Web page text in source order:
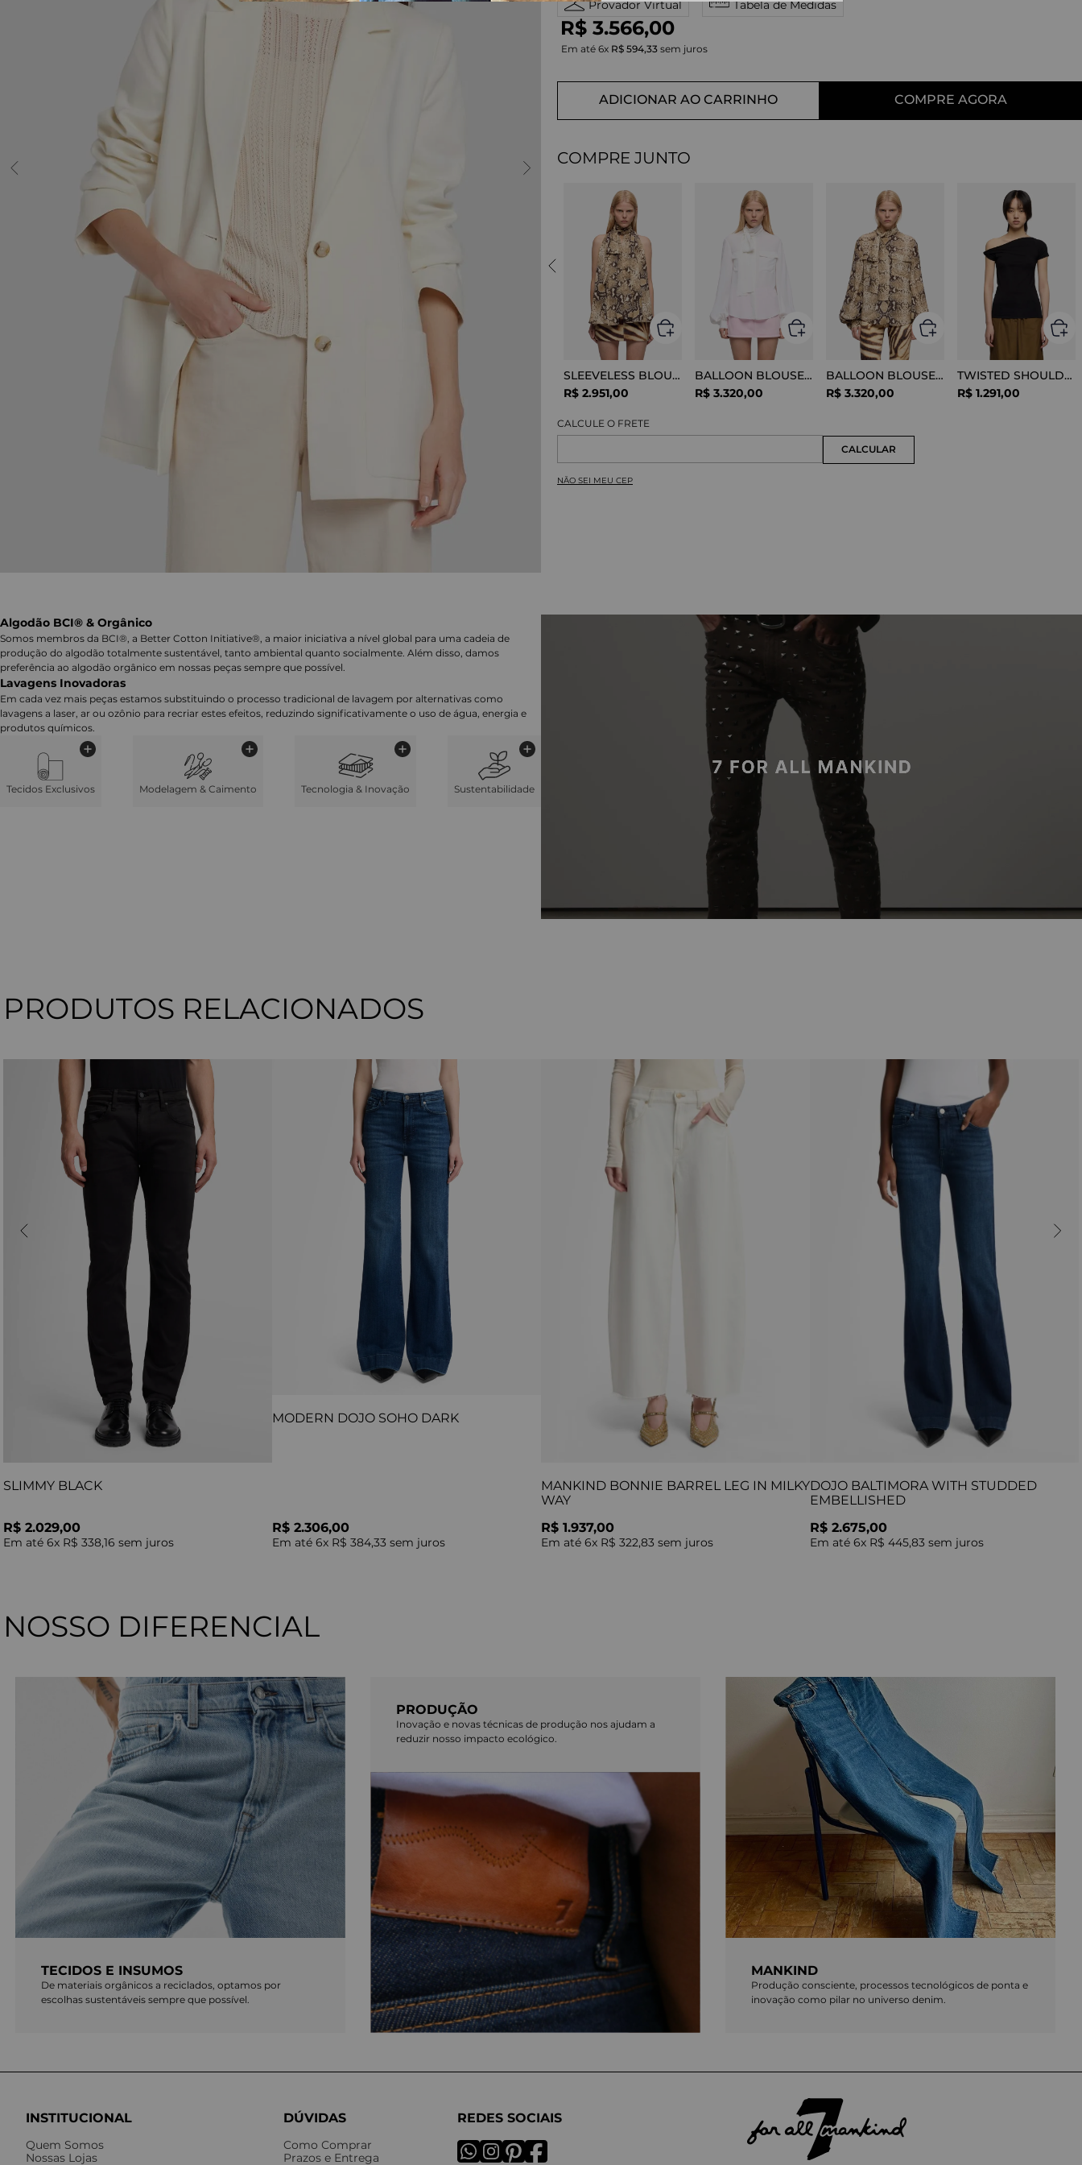
Provador Virtual Tabela de Medidas
R$ 3.566,00
Em até 6x R$ 594,33 sem juros
ADICIONAR AO CARRINHO COMPRE AGORA
COMPRE JUNTO
SLEEVELESS BLOUSE VISCOSE SNAKE
R$ 2.951,00
BALLOON BLOUSE SILK OPTICAL WHITE
R$ 3.320,00
BALLOON BLOUSE VISCOSE SNAKE
R$ 3.320,00
TWISTED SHOULDER TEE LYOCELL BLACK
R$ 1.291,00
NÃO SEI MEU CEP
Algodão BCI® & Orgânico
Somos membros da BCI®, a Better Cotton Initiative®, a maior iniciativa a nível global para uma cadeia de
produção do algodão totalmente sustentável, tanto ambiental quanto socialmente. Além disso, damos
preferência ao algodão orgânico em nossas peças sempre que possível.
Lavagens Inovadoras
Em cada vez mais peças estamos substituindo o processo tradicional de lavagem por alternativas como
lavagens a laser, ar ou ozônio para recriar estes efeitos, reduzindo significativamente o uso de água, energia e
produtos químicos.
Tecidos Exclusivos Modelagem & Caimento Tecnologia & Inovação Sustentabilidade
PRODUTOS RELACIONADOS
SLIMMY BLACK
R$ 2.029,00
Em até 6x R$ 338,16 sem juros
MODERN DOJO SOHO DARK
R$ 2.306,00
Em até 6x R$ 384,33 sem juros
MANKIND BONNIE BARREL LEG IN MILKY
WAY
R$ 1.937,00
Em até 6x R$ 322,83 sem juros
DOJO BALTIMORA WITH STUDDED
EMBELLISHED
R$ 2.675,00
Em até 6x R$ 445,83 sem juros
NOSSO DIFERENCIAL
TECIDOS E INSUMOS
De materiais orgânicos a reciclados, optamos por
escolhas sustentáveis sempre que possível.
PRODUÇÃO
Inovação e novas técnicas de produção nos ajudam a
reduzir nosso impacto ecológico.
MANKIND
Produção consciente, processos tecnológicos de ponta e
inovação como pilar no universo denim.
INSTITUCIONAL
Quem Somos
Nossas Lojas
DÚVIDAS
Como Comprar
Prazos e Entrega
REDES SOCIAIS